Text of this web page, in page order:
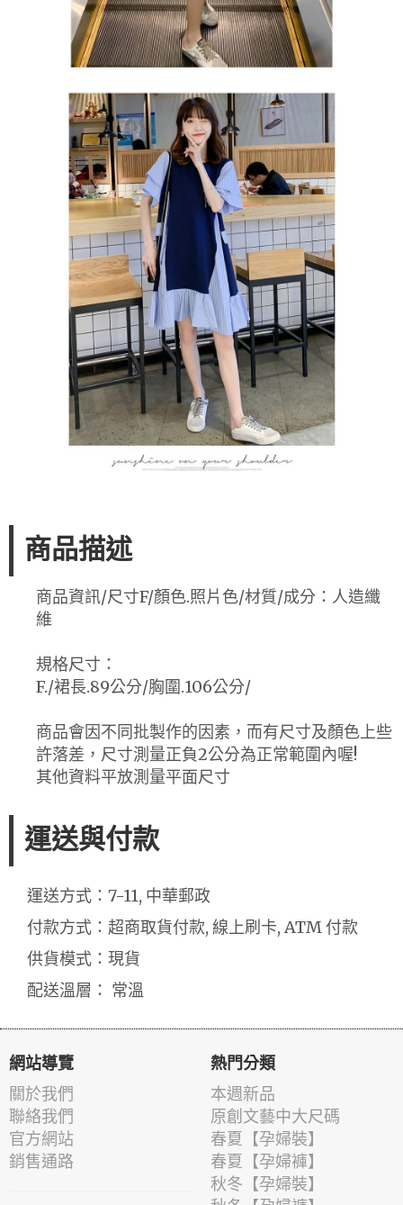
商品描述
商品資訊/尺寸F/顏色.照片色/材質/成分：人造纖
維
規格尺寸：
F./裙長.89公分/胸圍.106公分/
商品會因不同批製作的因素，而有尺寸及顏色上些
許落差，尺寸測量正負2公分為正常範圍內喔!
其他資料平放測量平面尺寸
運送與付款
運送方式：7-11, 中華郵政
付款方式：超商取貨付款, 線上刷卡, ATM 付款
供貨模式：現貨
配送溫層： 常溫
網站導覽
關於我們
聯絡我們
官方網站
銷售通路
熱門分類
本週新品
原創文藝中大尺碼
春夏【孕婦裝】
春夏【孕婦褲】
秋冬【孕婦裝】